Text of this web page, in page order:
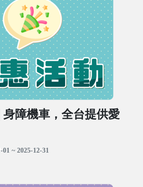
障機車，全台提供愛
~ 2025-12-31